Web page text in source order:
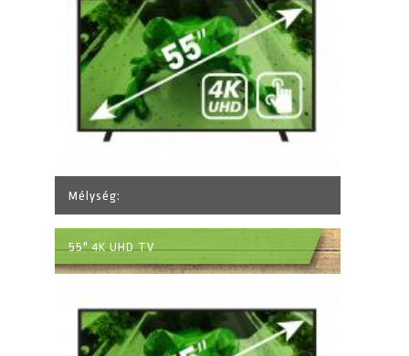
Mélység:
55" 4K UHD TV